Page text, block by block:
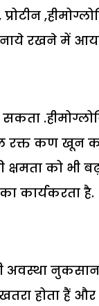
रखने में
रक्त कण
क्षमता को
कार्यकरता है.
अवस्था
खतरा होता